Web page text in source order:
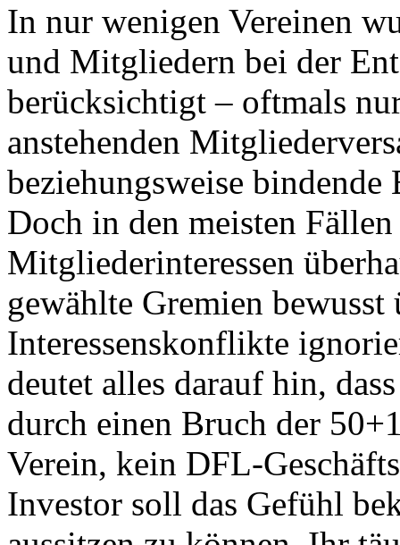
In nur wenigen Vereinen
und Mitgliedern bei der
berücksichtigt – oftmals
anstehenden
beziehungsweise
Doch in den meisten
Mitgliederinteressen
gewählte Gremien bewusst
Interessenskonflikte
deutet alles darauf hin,
durch einen Bruch der
Verein, kein DFL-
Investor soll das Gefühl